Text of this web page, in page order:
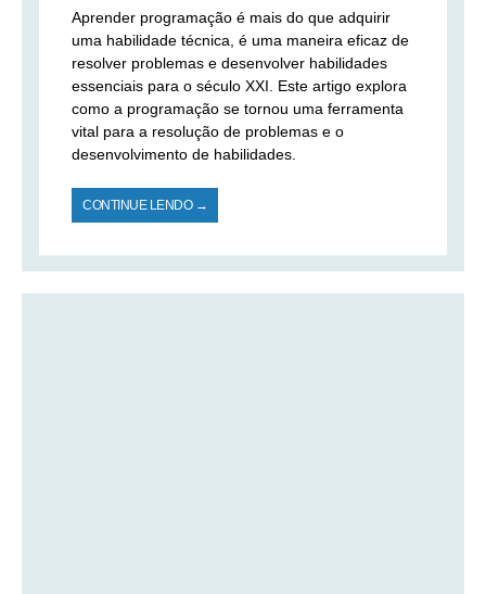
Aprender programação é mais do que adquirir
uma habilidade técnica, é uma maneira eficaz de
resolver problemas e desenvolver habilidades
essenciais para o século XXI. Este artigo explora
como a programação se tornou uma ferramenta
vital para a resolução de problemas e o
desenvolvimento de habilidades.
CONTINUE LENDO →